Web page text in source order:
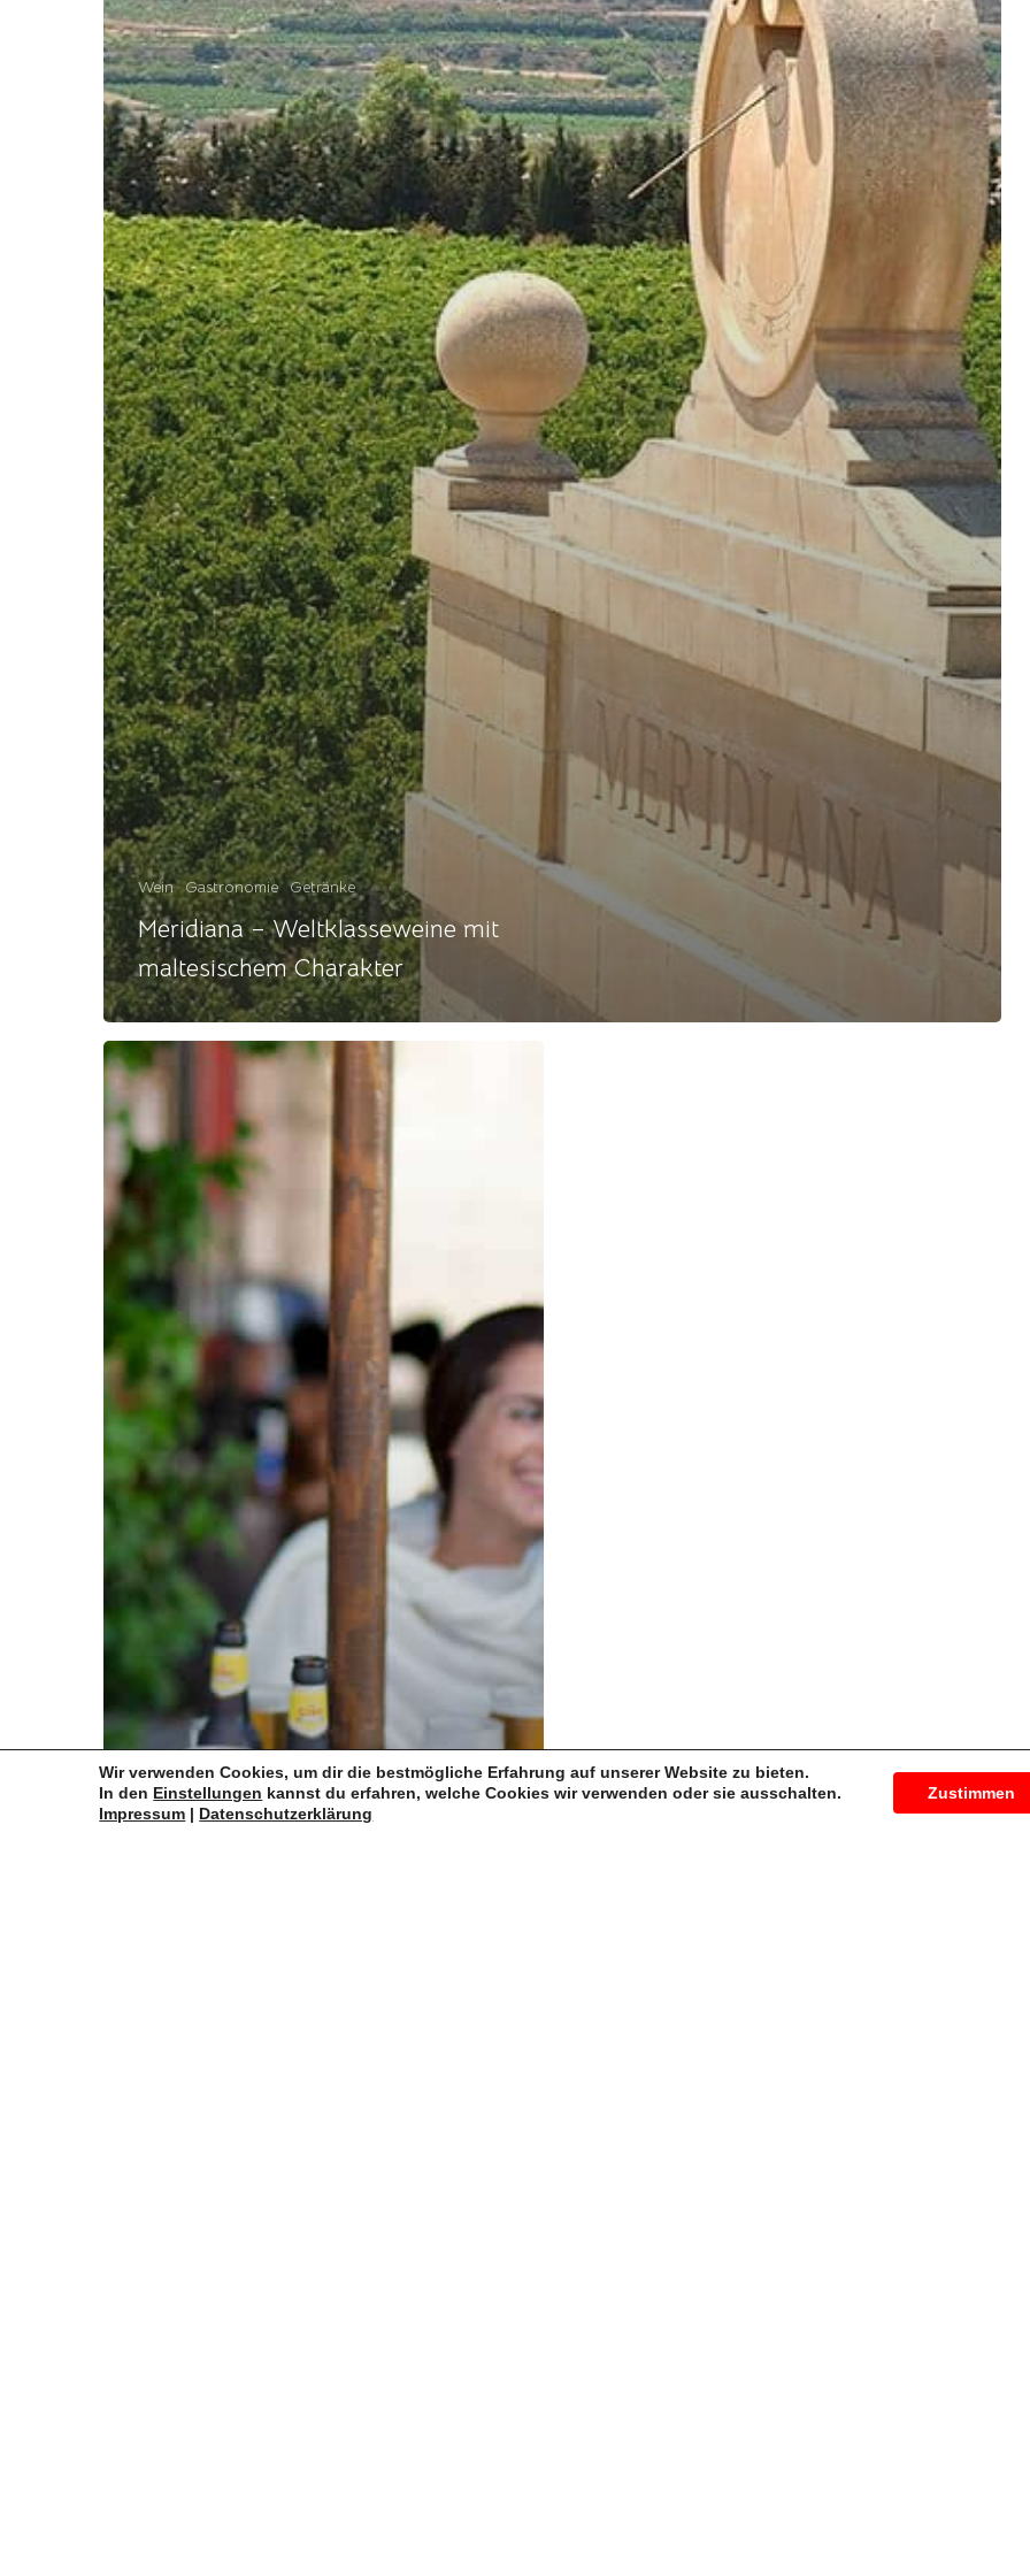
Charakter
Wein Gastronomie Getränke
Meridiana – Weltklasseweine mit
maltesischem Charakter
Cisk
–
Malta’s
Blonde
Instagram|Facebook
Home
Shop
Mein Konto
Vertrag Widerrufen
Zahlungsmöglichkeiten
Wir verwenden Cookies, um dir die bestmögliche Erfahrung auf unserer Website zu bieten.
In den Einstellungen kannst du erfahren, welche Cookies wir verwenden oder sie ausschalten.
Impressum | Datenschutzerklärung
Zustimmen